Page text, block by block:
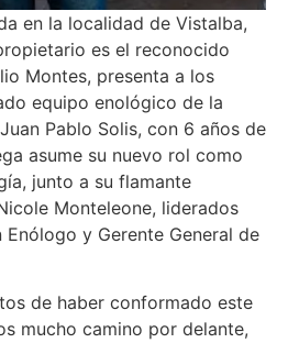
en la localidad de Vistalba,
es el reconocido
Montes, presenta a los
equipo enológico de la
Pablo Solis, con 6 años de
asume su nuevo rol como
junto a su flamante
Monteleone, liderados
y Gerente General de
de haber conformado este
mucho camino por delante,